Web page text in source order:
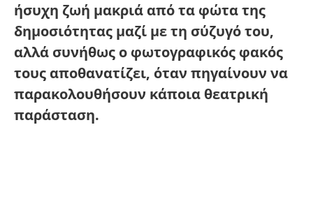
ήσυχη ζωή μακριά από τα φώτα της
δημοσιότητας μαζί με τη σύζυγό του,
αλλά συνήθως ο φωτογραφικός φακός
τους αποθανατίζει, όταν πηγαίνουν να
παρακολουθήσουν κάποια θεατρική
παράσταση.